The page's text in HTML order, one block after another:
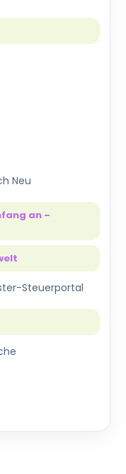
Neu
an –
Steuerportal